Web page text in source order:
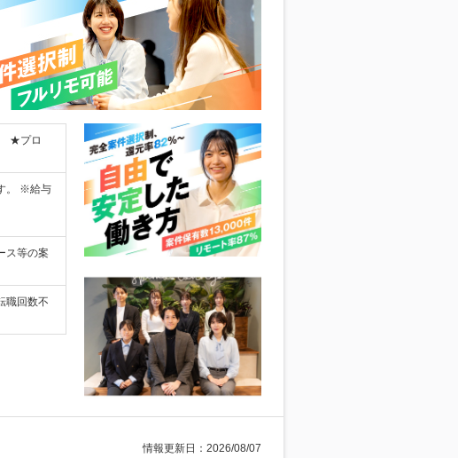
★プロ
。 ※給与
ス等の案
職回数不
情報更新日：2026/08/07